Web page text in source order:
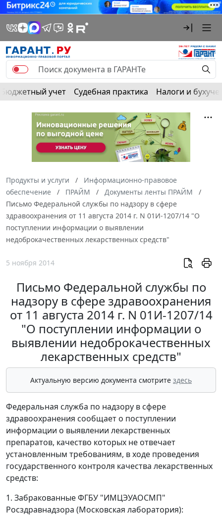
Бюджетный учет Судебная практика Налоги и
Продукты и услуги
Информационно-правовое
обеспечение
ПРАЙМ
Документы ленты ПРАЙМ
Письмо Федеральной службы по надзору в сфере
здравоохранения от 11 августа 2014 г. N 01И-1207/14 "О
поступлении информации о выявлении
недоброкачественных лекарственных средств"
5 ноября 2014
Письмо Федеральной службы по
надзору в сфере здравоохранения
от 11 августа 2014 г. N 01И-1207/14
"О поступлении информации о
выявлении недоброкачественных
лекарственных средств"
Актуальную версию документа смотрите здесь
Федеральная служба по надзору в сфере
здравоохранения сообщает о поступлении
информации о выявлении лекарственных
препаратов, качество которых не отвечает
установленным требованиям, в ходе проведения
государственного контроля качества лекарственных
средств:
1. Забракованные ФГБУ "ИМЦЭУАОСМП"
Росздравнадзора (Московская лаборатория):